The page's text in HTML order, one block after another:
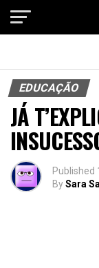
EDUCAÇÃO
JÁ
Published
BySara